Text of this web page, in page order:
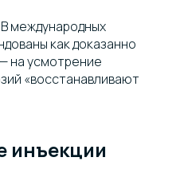
В международных
как доказанно
на усмотрение
«восстанавливают
инъекции